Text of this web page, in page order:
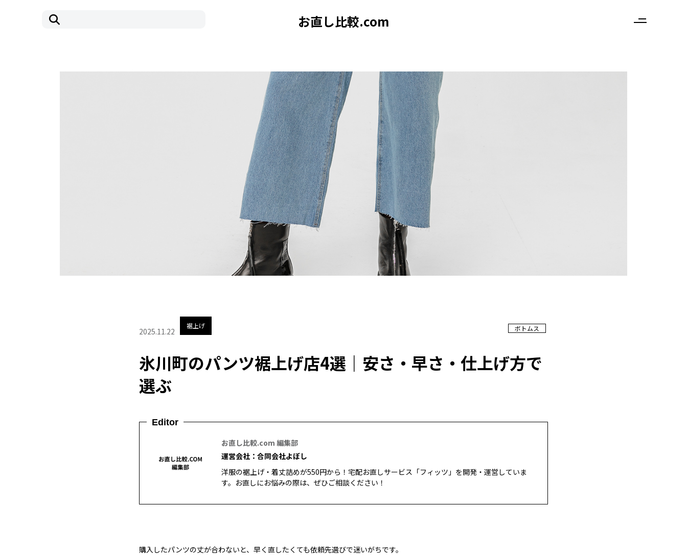
お直し比較.com
2025.11.22
裾上げ ボトムス
氷川町のパンツ裾上げ店4選｜安さ・早さ・仕上げ方で
選ぶ
Editor
お直し比較.com 編集部
運営会社：合同会社よぼし
洋服の裾上げ・着丈詰めが550円から！宅配お直しサービス「フィッツ」を開発・運営していま
す。お直しにお悩みの際は、ぜひご相談ください！
購入したパンツの丈が合わないと、早く直したくても依頼先選びで迷いがちです。